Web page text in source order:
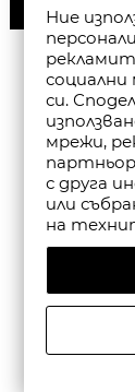
30%Ние
си.
мрежи,
с друга
или
на